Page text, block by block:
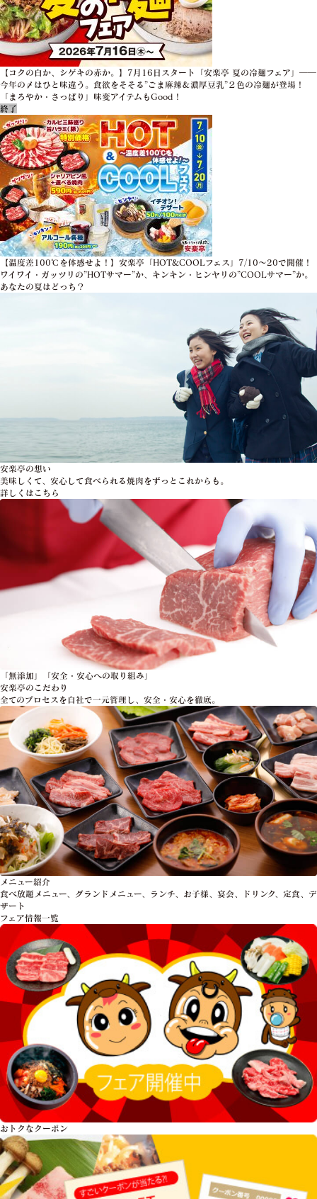
【コクの白か、シゲキの赤か。】7月16日スタート「安楽亭 夏の冷麺フェア」――
今年の〆はひと味違う。食欲をそそる”ごま麻辣＆濃厚豆乳”２色の冷麺が登場！
「まろやか・さっぱり」味変アイテムもGood！
終了
【温度差100℃を体感せよ！】安楽亭「HOT&COOLフェス」7/10～20で開催！
ワイワイ・ガッツリの”HOTサマー”か、キンキン・ヒンヤリの”COOLサマー”か。
あなたの夏はどっち？
安楽亭の想い
美味しくて、安心して食べられる焼肉をずっとこれからも。
詳しくはこちら
「無添加」「安全・安心への取り組み」
安楽亭のこだわり
全てのプロセスを自社で一元管理し、安全・安心を徹底。
メニュー紹介
食べ放題メニュー、グランドメニュー、ランチ、お子様、宴会、ドリンク、定食、デ
ザート
フェア情報一覧
おトクな クーポン